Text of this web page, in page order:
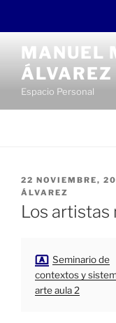
contenido
MANUEL
ÁLVAREZ
Espacio Personal
PUBLICADO
EL
22 NOVIEMBRE,
ÁLVAREZ
Los artistas
Seminario de
contextos y
arte aula 2